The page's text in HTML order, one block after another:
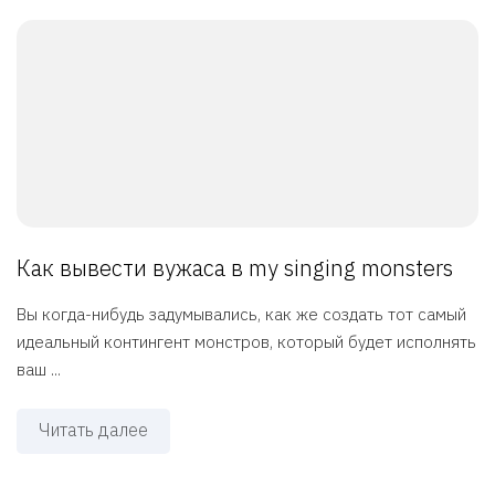
Как вывести вужаса в my singing monsters
Вы когда-нибудь задумывались, как же создать тот самый
идеальный контингент монстров, который будет исполнять
ваш ...
Читать далее